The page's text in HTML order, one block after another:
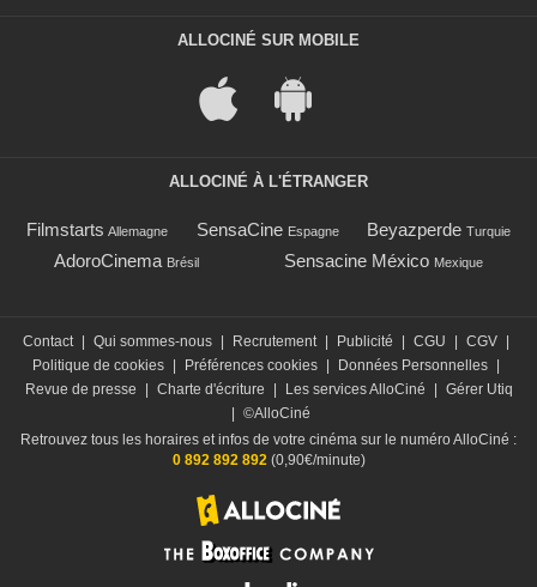
ALLOCINÉ SUR MOBILE
ALLOCINÉ À L'ÉTRANGER
Filmstarts Allemagne SensaCine Espagne Beyazperde Turquie
AdoroCinema Brésil Sensacine México Mexique
Contact Qui sommes-nous Recrutement Publicité CGU CGV
Politique de cookies
Préférences cookies Données Personnelles
Revue de presse
Charte d'écriture Les services AlloCiné
Gérer Utiq
©AlloCiné
Retrouvez tous les horaires et infos de votre cinéma sur le numéro AlloCiné :
0 892 892 892(0,90€/minute)